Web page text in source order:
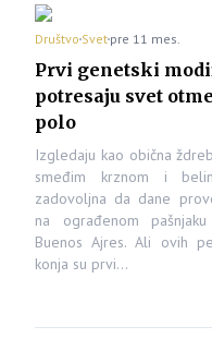
Društvo Svet pre 11 mes.
Prvi genetski
potresaju svet
polo
Izgledaju kao obična
smeđim krznom i
zadovoljna da dane
na ograđenom
Buenos Ajres. Ali ovih
konja su prvi…